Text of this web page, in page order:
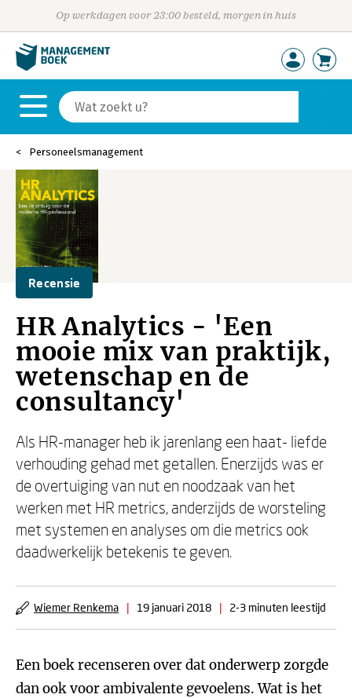
Op werkdagen voor 23:00 besteld, morgen in huis
Personeelsmanagement
Recensie
HR Analytics - 'Een
mooie mix van praktijk,
wetenschap en de
consultancy'
Als HR-manager heb ik jarenlang een haat- liefde
verhouding gehad met getallen. Enerzijds was er
de overtuiging van nut en noodzaak van het
werken met HR metrics, anderzijds de worsteling
met systemen en analyses om die metrics ook
daadwerkelijk betekenis te geven.
Wiemer Renkema | 19 januari 2018 | 2-3 minuten leestijd
Een boek recenseren over dat onderwerp zorgde
dan ook voor ambivalente gevoelens. Wat is het